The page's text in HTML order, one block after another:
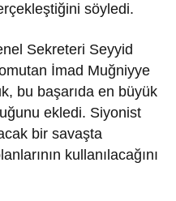
söyledi.
Sekreteri Seyyid
İmad Muğniyye
bu başarıda en büyük
ekledi. Siyonist
bir savaşta
kullanılacağını